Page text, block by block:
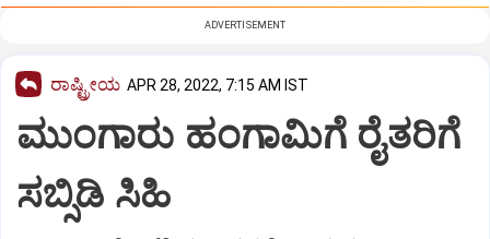
ADVERTISEMENT
ರಾಷ್ಟ್ರೀಯ APR 28, 2022, 7:15 AM IST
ಮುಂಗಾರು ಹಂಗಾಮಿಗೆ ರೈತರಿಗೆ
ಸಬ್ಸಿಡಿ ಸಿಹಿ